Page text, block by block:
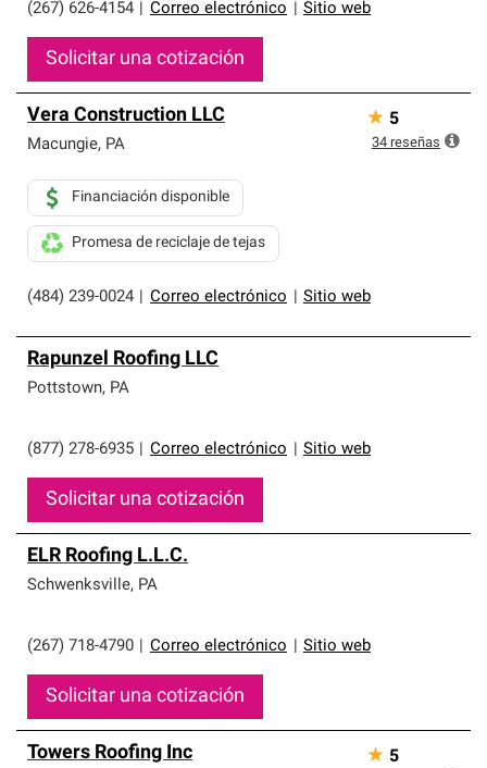
(267) 626-4154 Correo electrónico Sitio web
Solicitar una cotización
Vera Construction LLC
Macungie, PA
(484) 239-0024 Correo electrónico Sitio web
Financiación disponible
Promesa de reciclaje de tejas
★ 5
34 reseñas
Rapunzel Roofing LLC
Pottstown, PA
(877) 278-6935 Correo electrónico Sitio web
Solicitar una cotización
ELR Roofing L.L.C.
Schwenksville, PA
(267) 718-4790 Correo electrónico Sitio web
Solicitar una cotización
Towers Roofing Inc ★ 5